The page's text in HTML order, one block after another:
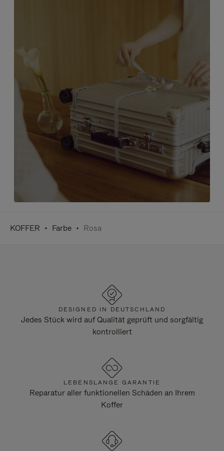
KOFFER Farbe Rosa
DESIGNED IN DEUTSCHLAND
Jedes Stück wird auf Qualität geprüft und sorgfältig
kontrolliert
LEBENSLANGE GARANTIE
Reparatur aller funktionellen Schäden an Ihrem
Koffer